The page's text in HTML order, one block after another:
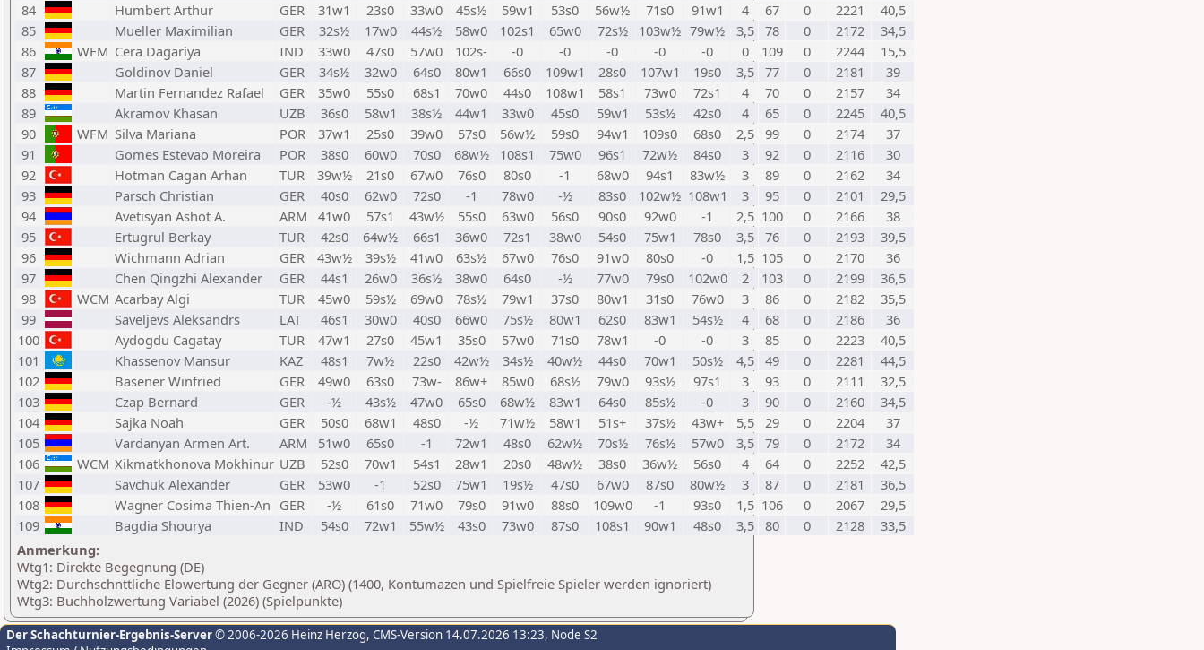
84
Humbert Arthur GER 31w1 23s0 33w0 45s½ 59w1 53s0 56w½ 71s0 91w1 4 67 0 2221
40,5
85
Mueller Maximilian GER 32s½ 17w0 44s½ 58w0 102s1 65w0 72s½ 103w½ 79w½ 3,5 78 0 2172
34,5
86
WFM Cera Dagariya IND 33w0 47s0 57w0 102s- -0 -0 -0 -0 -0 0 109 0 2244
15,5
87
Goldinov Daniel GER 34s½ 32w0 64s0 80w1 66s0 109w1 28s0 107w1 19s0 3,5 77 0 2181
39
88
Martin Fernandez Rafael GER 35w0 55s0 68s1 70w0 44s0 108w1 58s1 73w0 72s1 4 70 0 2157
34
89
Akramov Khasan UZB 36s0 58w1 38s½ 44w1 33w0 45s0 59w1 53s½ 42s0 4 65 0 2245
40,5
90
WFM Silva Mariana POR 37w1 25s0 39w0 57s0 56w½ 59s0 94w1 109s0 68s0 2,5 99 0 2174
37
91
Gomes Estevao Moreira POR 38s0 60w0 70s0 68w½ 108s1 75w0 96s1 72w½ 84s0 3 92 0 2116
30
92
Hotman Cagan Arhan TUR 39w½ 21s0 67w0 76s0 80s0 -1 68w0 94s1 83w½ 3 89 0 2162
34
93
Parsch Christian GER 40s0 62w0 72s0 -1 78w0 -½ 83s0 102w½ 108w1 3 95 0 2101
29,5
94
Avetisyan Ashot A. ARM 41w0 57s1 43w½ 55s0 63w0 56s0 90s0 92w0 -1 2,5 100 0 2166
38
95
Ertugrul Berkay TUR 42s0 64w½ 66s1 36w0 72s1 38w0 54s0 75w1 78s0 3,5 76 0 2193
39,5
96
Wichmann Adrian GER 43w½ 39s½ 41w0 63s½ 67w0 76s0 91w0 80s0 -0 1,5 105 0 2170
36
97
Chen Qingzhi Alexander GER 44s1 26w0 36s½ 38w0 64s0 -½ 77w0 79s0 102w0 2 103 0 2199
36,5
98
WCM Acarbay Algi TUR 45w0 59s½ 69w0 78s½ 79w1 37s0 80w1 31s0 76w0 3 86 0 2182
35,5
99
Saveljevs Aleksandrs LAT 46s1 30w0 40s0 66w0 75s½ 80w1 62s0 83w1 54s½ 4 68 0 2186
36
100
Aydogdu Cagatay TUR 47w1 27s0 45w1 35s0 57w0 71s0 78w1 -0 -0 3 85 0 2223
40,5
101
Khassenov Mansur KAZ 48s1 7w½ 22s0 42w½ 34s½ 40w½ 44s0 70w1 50s½ 4,5 49 0 2281
44,5
102
Basener Winfried GER 49w0 63s0 73w- 86w+ 85w0 68s½ 79w0 93s½ 97s1 3 93 0 2111
32,5
103
Czap Bernard GER -½ 43s½ 47w0 65s0 68w½ 83w1 64s0 85s½ -0 3 90 0 2160
34,5
104
Sajka Noah GER 50s0 68w1 48s0 -½ 71w½ 58w1 51s+ 37s½ 43w+ 5,5 29 0 2204
37
105
Vardanyan Armen Art. ARM 51w0 65s0 -1 72w1 48s0 62w½ 70s½ 76s½ 57w0 3,5 79 0 2172
34
106
WCM Xikmatkhonova Mokhinur UZB 52s0 70w1 54s1 28w1 20s0 48w½ 38s0 36w½ 56s0 4 64 0 2252
42,5
107
Savchuk Alexander GER 53w0 -1 52s0 75w1 19s½ 47s0 67w0 87s0 80w½ 3 87 0 2181
36,5
108
Wagner Cosima Thien-An GER -½ 61s0 71w0 79s0 91w0 88s0 109w0 -1 93s0 1,5 106 0 2067
29,5
109
Bagdia Shourya IND 54s0 72w1 55w½ 43s0 73w0 87s0 108s1 90w1 48s0 3,5 80 0 2128
33,5
Anmerkung:
Wtg1: Direkte Begegnung (DE)
Wtg2: Durchschnttliche Elowertung der Gegner (ARO) (1400, Kontumazen und Spielfreie Spieler werden ignoriert)
Wtg3: Buchholzwertung Variabel (2026) (Spielpunkte)
Der Schachturnier-Ergebnis-Server© 2006-2026 Heinz Herzog, CMS-Version 14.07.2026 13:23, Node S2